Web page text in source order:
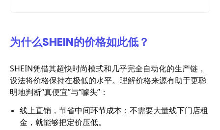
为什么SHEIN的价格如此低？
SHEIN凭借其超快时尚模式和几乎完全自动化的生产链，
设法将价格保持在极低的水平。理解价格来源有助于更聪
明地判断“真便宜”与“噱头”：
线上直销，节省中间环节成本：不需要大量线下门店租
金，就能够把定价压低。